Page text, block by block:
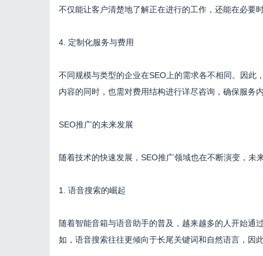
不仅能让客户清楚地了解正在进行的工作，还能在必要
4. 定制化服务与费用
不同规模与类型的企业在SEO上的需求各不相同。因此
内容的同时，也需对费用结构进行详尽咨询，确保服务
SEO推广的未来发展
随着技术的快速发展，SEO推广领域也在不断演变，未
1. 语音搜索的崛起
随着智能音箱与语音助手的普及，越来越多的人开始通
如，语音搜索往往更倾向于长尾关键词和自然语言，因